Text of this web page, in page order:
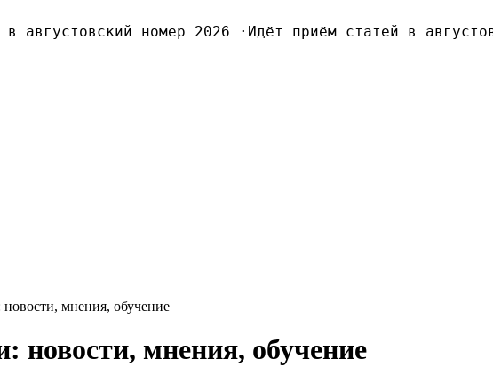
номер 2026· Идёт приём статей в
мнения, обучение
новости, мнения, обучение